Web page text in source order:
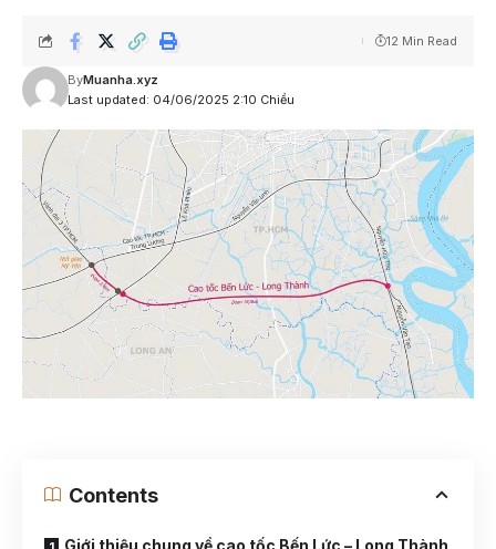
Last updated: 04/06/2025 2:10 Chiều
ByMuanha.xyz
12 Min Read
Contents
Giới thiệu chung về cao tốc Bến Lức – Long Thành